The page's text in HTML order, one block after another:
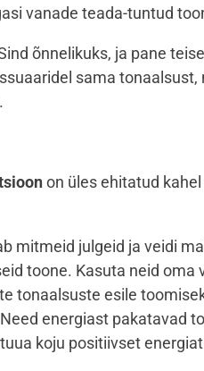
vanade teada-tuntud
õnnelikuks, ja pane
sama tonaalsust,
on üles ehitatud
mitmeid julgeid ja veidi
toone. Kasuta neid
tonaalsuste esile
energiast pakatavad
koju positiivset